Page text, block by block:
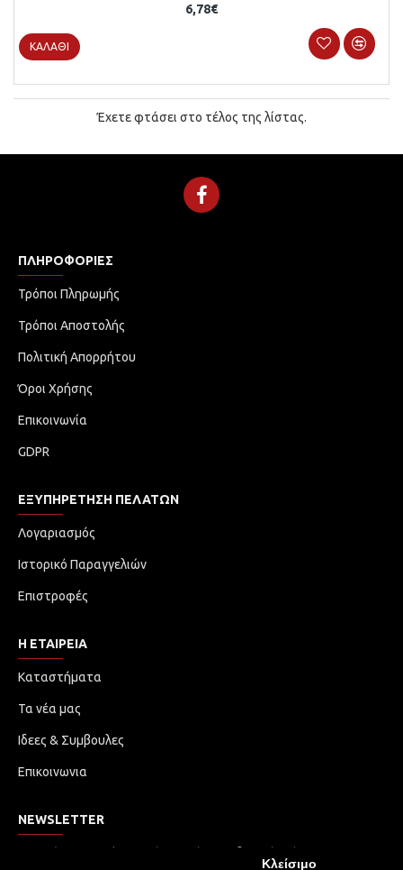
Κλείσιμο
6,78€
ΚΑΛΆΘΙ
Έχετε φτάσει στο τέλος της λίστας.
ΠΛΗΡΟΦΟΡΊΕΣ
Τρόποι Πληρωμής
Τρόποι Αποστολής
Πολιτική Απορρήτου
Όροι Χρήσης
Επικοινωνία
GDPR
ΕΞΥΠΗΡΈΤΗΣΗ ΠΕΛΑΤΏΝ
Λογαριασμός
Ιστορικό Παραγγελιών
Επιστροφές
Η ΕΤΑΙΡΕΙΑ
Καταστήματα
Τα νέα μας
Ιδεες & Συμβουλες
Επικοινωνια
NEWSLETTER